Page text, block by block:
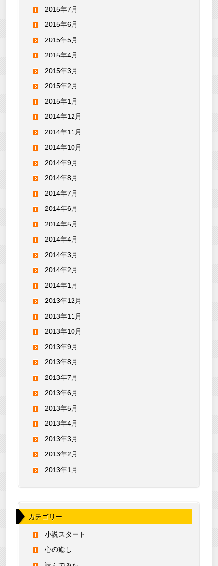
2015年7月
2015年6月
2015年5月
2015年4月
2015年3月
2015年2月
2015年1月
2014年12月
2014年11月
2014年10月
2014年9月
2014年8月
2014年7月
2014年6月
2014年5月
2014年4月
2014年3月
2014年2月
2014年1月
2013年12月
2013年11月
2013年10月
2013年9月
2013年8月
2013年7月
2013年6月
2013年5月
2013年4月
2013年3月
2013年2月
2013年1月
カテゴリー
小説スタート
心の癒し